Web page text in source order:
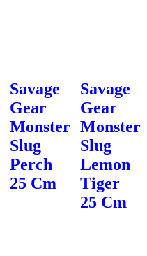
Savage
Gear
Monster
Slug
Perch
25 Cm
Savage
Gear
Monster
Slug
Lemon
Tiger
25 Cm